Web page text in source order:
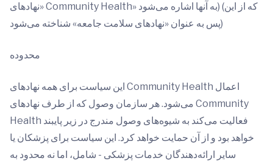
«نهادهای Community Health» به آنها اشاره می‌شود) (که از این
پس به عنوان «نهادهای سلامت جامعه» شناخته می‌شود)
محدوده
این سیاست برای همه نهادهای Community Health اعمال
می‌شود. هر سازمان وصول که از طرف نهادهای Community
Health فعالیت می‌کند به شیوه‌های وصول مندرج در زیر پایبند
خواهد بود و از آن حمایت خواهد کرد. این سیاست برای پزشکان یا
سایر ارائه‌دهندگان خدمات پزشکی - شامل، اما نه محدود به